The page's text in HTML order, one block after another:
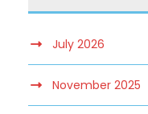
July 2026
November 2025